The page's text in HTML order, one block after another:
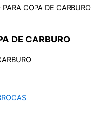
COPA DE CARBURO
DE CARBURO